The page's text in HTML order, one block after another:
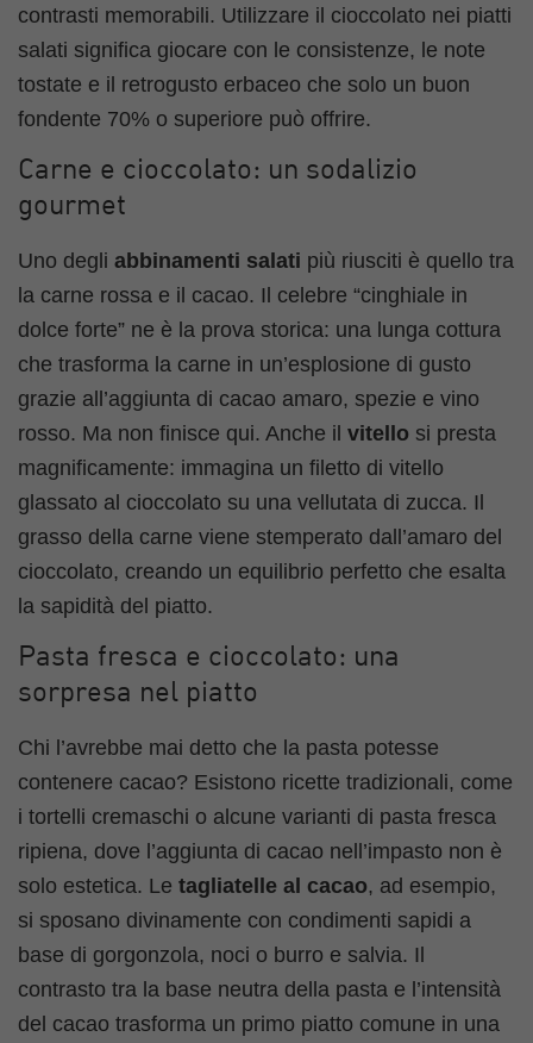
contrasti memorabili. Utilizzare il cioccolato nei piatti
salati significa giocare con le consistenze, le note
tostate e il retrogusto erbaceo che solo un buon
fondente 70% o superiore può offrire.
Carne e cioccolato: un sodalizio
gourmet
Uno degli abbinamenti salati più riusciti è quello tra
la carne rossa e il cacao. Il celebre “cinghiale in
dolce forte” ne è la prova storica: una lunga cottura
che trasforma la carne in un’esplosione di gusto
grazie all’aggiunta di cacao amaro, spezie e vino
rosso. Ma non finisce qui. Anche il vitello si presta
magnificamente: immagina un filetto di vitello
glassato al cioccolato su una vellutata di zucca. Il
grasso della carne viene stemperato dall’amaro del
cioccolato, creando un equilibrio perfetto che esalta
la sapidità del piatto.
Pasta fresca e cioccolato: una
sorpresa nel piatto
Chi l’avrebbe mai detto che la pasta potesse
contenere cacao? Esistono ricette tradizionali, come
i tortelli cremaschi o alcune varianti di pasta fresca
ripiena, dove l’aggiunta di cacao nell’impasto non è
solo estetica. Le tagliatelle al cacao, ad esempio,
si sposano divinamente con condimenti sapidi a
base di gorgonzola, noci o burro e salvia. Il
contrasto tra la base neutra della pasta e l’intensità
del cacao trasforma un primo piatto comune in una